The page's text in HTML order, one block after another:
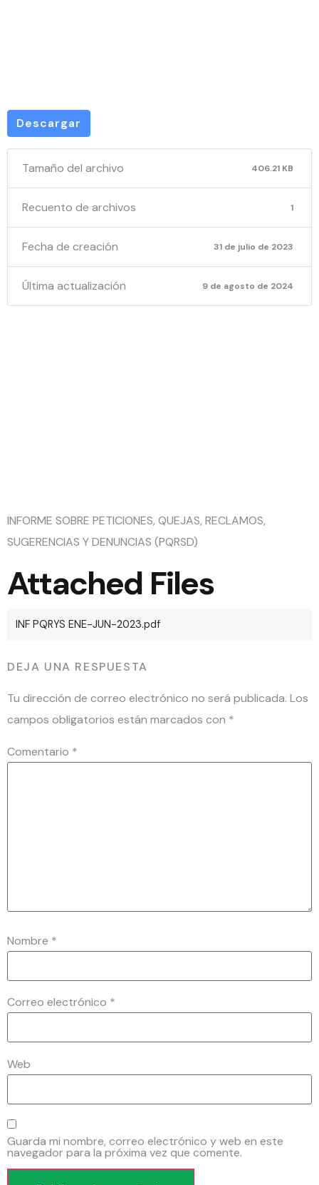
Descargar
Tamaño del archivo 406.21 KB
Recuento de archivos 1
Fecha de creación 31 de julio de 2023
Última actualización 9 de agosto de 2024
INFORME SOBRE PETICIONES, QUEJAS, RECLAMOS,
SUGERENCIAS Y DENUNCIAS (PQRSD)
Attached Files
INF PQRYS ENE-JUN-2023.pdf
DEJA UNA RESPUESTA
Tu dirección de correo electrónico no será publicada. Los
campos obligatorios están marcados con *
Comentario *
Nombre *
Correo electrónico *
Web
Guarda mi nombre, correo electrónico y web en este
navegador para la próxima vez que comente.